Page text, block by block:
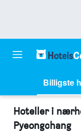
Billigste
Hoteller i
Pyeongchang